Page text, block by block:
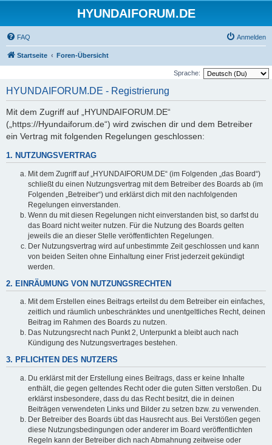
HYUNDAIFORUM.DE
FAQ Anmelden
Startseite Foren-Übersicht
Sprache:
HYUNDAIFORUM.DE - Registrierung
Mit dem Zugriff auf „HYUNDAIFORUM.DE“
(„https://Hyundaiforum.de“) wird zwischen dir und dem Betreiber
ein Vertrag mit folgenden Regelungen geschlossen:
1. NUTZUNGSVERTRAG
Mit dem Zugriff auf „HYUNDAIFORUM.DE“ (im Folgenden „das Board“)
schließt du einen Nutzungsvertrag mit dem Betreiber des Boards ab (im
Folgenden „Betreiber“) und erklärst dich mit den nachfolgenden
Regelungen einverstanden.
Wenn du mit diesen Regelungen nicht einverstanden bist, so darfst du
das Board nicht weiter nutzen. Für die Nutzung des Boards gelten
jeweils die an dieser Stelle veröffentlichten Regelungen.
Der Nutzungsvertrag wird auf unbestimmte Zeit geschlossen und kann
von beiden Seiten ohne Einhaltung einer Frist jederzeit gekündigt
werden.
2. EINRÄUMUNG VON NUTZUNGSRECHTEN
Mit dem Erstellen eines Beitrags erteilst du dem Betreiber ein einfaches,
zeitlich und räumlich unbeschränktes und unentgeltliches Recht, deinen
Beitrag im Rahmen des Boards zu nutzen.
Das Nutzungsrecht nach Punkt 2, Unterpunkt a bleibt auch nach
Kündigung des Nutzungsvertrages bestehen.
3. PFLICHTEN DES NUTZERS
Du erklärst mit der Erstellung eines Beitrags, dass er keine Inhalte
enthält, die gegen geltendes Recht oder die guten Sitten verstoßen. Du
erklärst insbesondere, dass du das Recht besitzt, die in deinen
Beiträgen verwendeten Links und Bilder zu setzen bzw. zu verwenden.
Der Betreiber des Boards übt das Hausrecht aus. Bei Verstößen gegen
diese Nutzungsbedingungen oder anderer im Board veröffentlichten
Regeln kann der Betreiber dich nach Abmahnung zeitweise oder